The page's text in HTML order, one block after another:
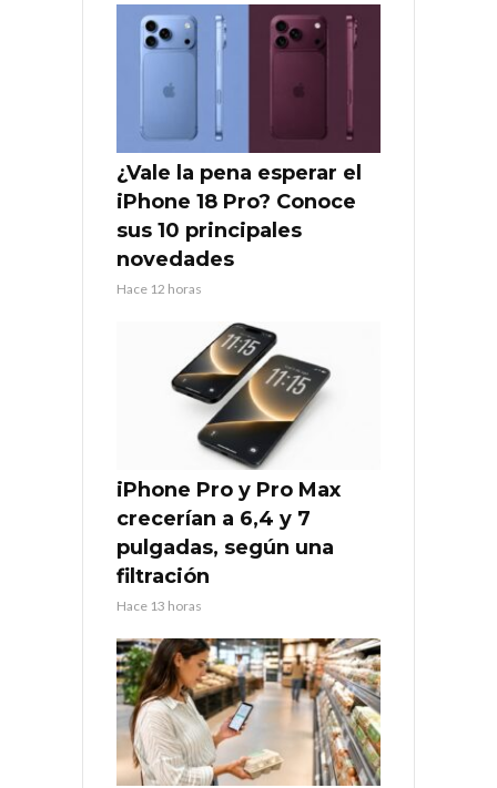
¿Vale la pena esperar el
iPhone 18 Pro? Conoce
sus 10 principales
novedades
Hace 12 horas
iPhone Pro y Pro Max
crecerían a 6,4 y 7
pulgadas, según una
filtración
Hace 13 horas